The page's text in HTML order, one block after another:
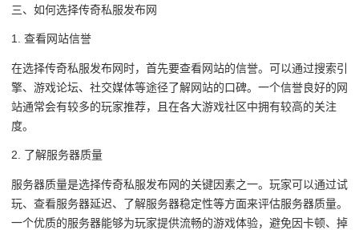
三、如何选择传奇私服发布网
1. 查看网站信誉
在选择传奇私服发布网时，首先要查看网站的信誉。可以通过搜索引
擎、游戏论坛、社交媒体等途径了解网站的口碑。一个信誉良好的网
站通常会有较多的玩家推荐，且在各大游戏社区中拥有较高的关注
度。
2. 了解服务器质量
服务器质量是选择传奇私服发布网的关键因素之一。玩家可以通过试
玩、查看服务器延迟、了解服务器稳定性等方面来评估服务器质量。
一个优质的服务器能够为玩家提供流畅的游戏体验，避免因卡顿、掉